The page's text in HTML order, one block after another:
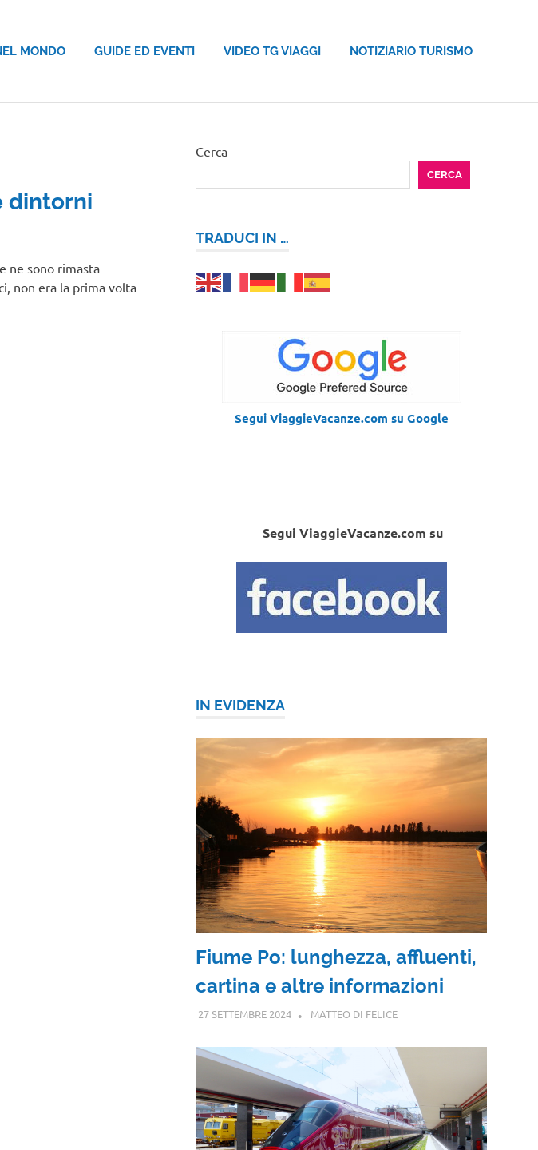
MONDO GUIDE ED EVENTI VIDEO TG VIAGGI NOTIZIARIO TURISMO
dintorni
ne sono rimasta
non era la prima volta
Cerca
CERCA
TRADUCI IN …
Segui ViaggieVacanze.com su Google
Segui ViaggieVacanze.com su
IN EVIDENZA
Fiume Po: lunghezza, affluenti,
cartina e altre informazioni
27 SETTEMBRE 2024 MATTEO DI FELICE